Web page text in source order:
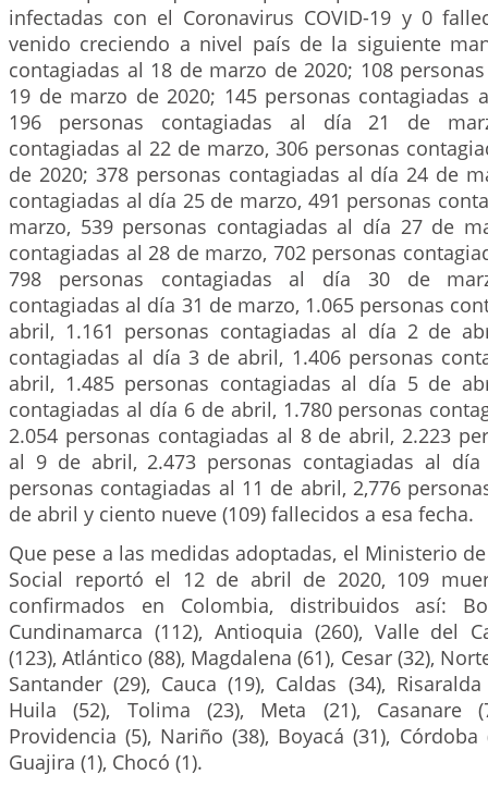
infectadas con el Coronavirus COVID-19 y 0
venido creciendo a nivel país de la siguiente
contagiadas al 18 de marzo de 2020; 108
19 de marzo de 2020; 145 personas contagiadas
196 personas contagiadas al día 21 de
contagiadas al 22 de marzo, 306 personas
de 2020; 378 personas contagiadas al día 24 de
contagiadas al día 25 de marzo, 491 personas
marzo, 539 personas contagiadas al día 27 de
contagiadas al 28 de marzo, 702 personas
798 personas contagiadas al día 30 de
contagiadas al día 31 de marzo, 1.065 personas
abril, 1.161 personas contagiadas al día 2 de
contagiadas al día 3 de abril, 1.406 personas
abril, 1.485 personas contagiadas al día 5 de
contagiadas al día 6 de abril, 1.780 personas
2.054 personas contagiadas al 8 de abril, 2.223
al 9 de abril, 2.473 personas contagiadas al
personas contagiadas al 11 de abril, 2,776
de abril y ciento nueve (109) fallecidos a esa fecha.
Que pese a las medidas adoptadas, el Ministerio
Social reportó el 12 de abril de 2020, 109
confirmados en Colombia, distribuidos así:
Cundinamarca (112), Antioquia (260), Valle del
(123), Atlántico (88), Magdalena (61), Cesar (32),
Santander (29), Cauca (19), Caldas (34),
Huila (52), Tolima (23), Meta (21), Casanare
Providencia (5), Nariño (38), Boyacá (31), Córdoba
Guajira (1), Chocó (1).